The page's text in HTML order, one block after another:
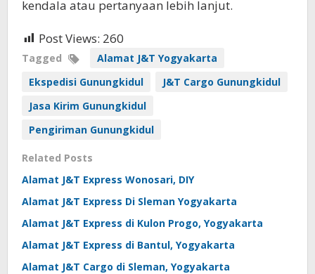
kendala atau pertanyaan lebih lanjut.
Post Views: 260
Tagged
Alamat J&T Yogyakarta
Ekspedisi Gunungkidul
J&T Cargo Gunungkidul
Jasa Kirim Gunungkidul
Pengiriman Gunungkidul
Related Posts
Alamat J&T Express Wonosari, DIY
Alamat J&T Express Di Sleman Yogyakarta
Alamat J&T Express di Kulon Progo, Yogyakarta
Alamat J&T Express di Bantul, Yogyakarta
Alamat J&T Cargo di Sleman, Yogyakarta